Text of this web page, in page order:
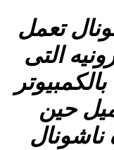
تعمل
التى
حين